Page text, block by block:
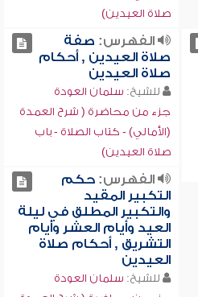
صلاة العيدين)
الفهرس: صفة
صلاة العيدين , أحكام
صلاة العيدين
للشيخ: سلمان العودة
جزء من محاضرة ( شرح العمدة
(الأمالي) - كتاب الصلاة - باب
صلاة العيدين)
الفهرس:حكم
التكبير المقيد
والتكبير المطلق في ليلة
العيد وأيام العشر وأيام
التشريق , أحكام صلاة
العيدين
للشيخ: سلمان العودة